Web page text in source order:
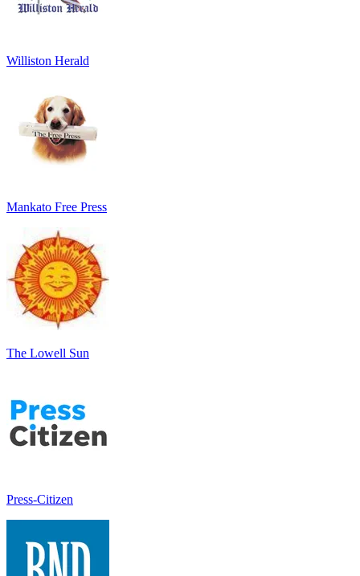
Williston Herald
Mankato Free Press
The Lowell Sun
Press-Citizen